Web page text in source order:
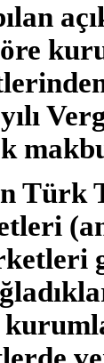
Türk